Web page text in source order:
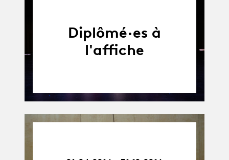
Diplômé·es à
l'affiche
31.12.16